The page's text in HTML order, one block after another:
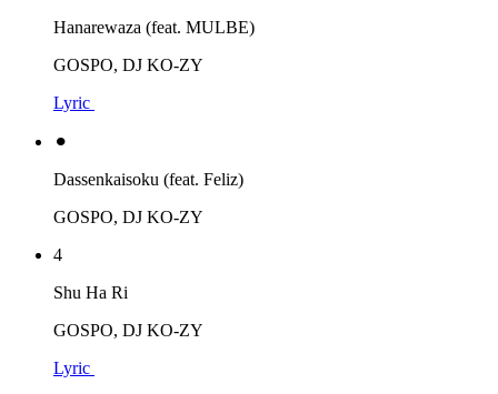
Hanarewaza (feat. MULBE)
GOSPO, DJ KO-ZY
Lyric
⚫︎
Dassenkaisoku (feat. Feliz)
GOSPO, DJ KO-ZY
4
Shu Ha Ri
GOSPO, DJ KO-ZY
Lyric